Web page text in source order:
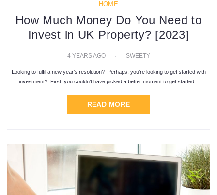
HOME
How Much Money Do You Need to
Invest in UK Property? [2023]
4 YEARS AGO SWEETY
Looking to fulfil a new year’s resolution? Perhaps, you’re looking to get started with
investment? First, you couldn’t have picked a better moment to get started...
READ MORE